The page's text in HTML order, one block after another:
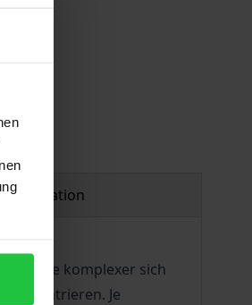
information
– je komplexer sich
Je